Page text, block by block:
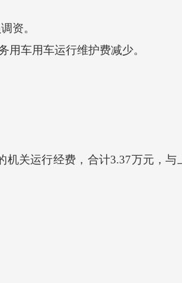
资。
车用车运行维护费减少。
关运行经费，合计3.37万元，与